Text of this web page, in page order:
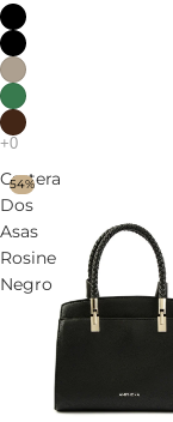
Cartera
Dos
Asas
Rosine
Negro
54%